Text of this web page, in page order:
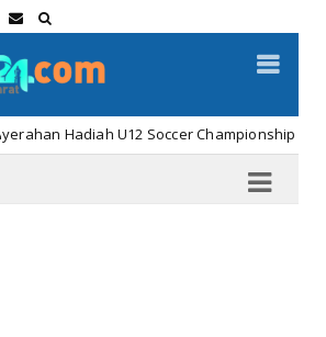
U12 Soccer Championship ...